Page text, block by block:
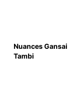
Nuances Gansai
Tambi